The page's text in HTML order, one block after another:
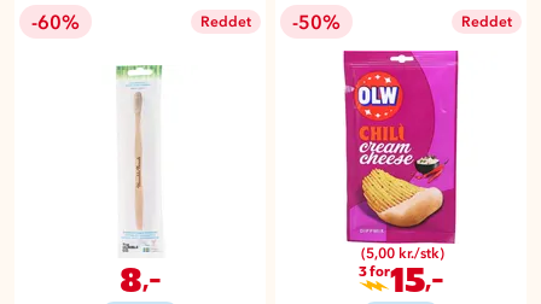
-60% Reddet
8,-
-50% Reddet
(5,00 kr./stk)
3 for15,-